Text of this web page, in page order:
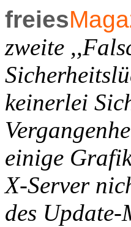
freies
zweite
keinerlei
einige
X-Server
des